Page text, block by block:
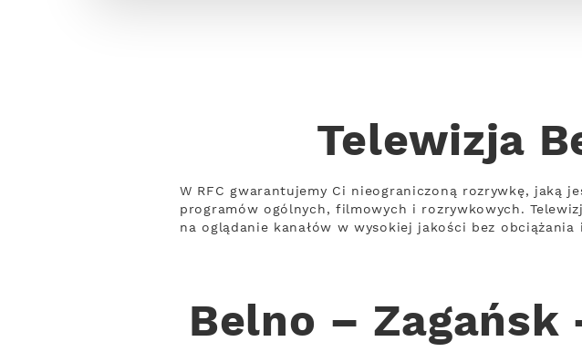
Telewizja
W RFC gwarantujemy Ci nieograniczoną rozrywkę, jaką
programów ogólnych, filmowych i rozrywkowych.
na oglądanie kanałów w wysokiej jakości bez
Belno – Zagańsk